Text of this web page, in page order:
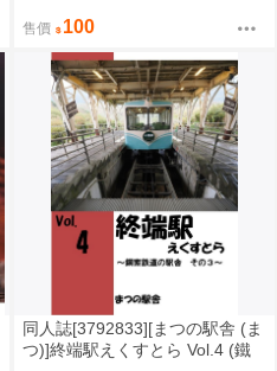
售價 100
同人誌[3792833][まつの駅舎 (ま
つ)]終端駅えくすとら Vol.4 (鐵